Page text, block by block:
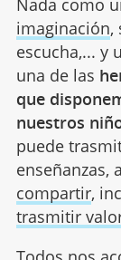
Nada como
imaginación,
escucha,... y
una de las
que
nuestros
puede
enseñanzas,
compartir,
trasmitir